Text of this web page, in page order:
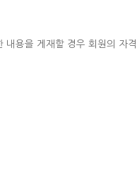
용을 게재할 경우 회원의 자